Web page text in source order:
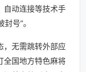
自动连接等技术手
号”。
，无需跳转外部应
全国地方特色麻将